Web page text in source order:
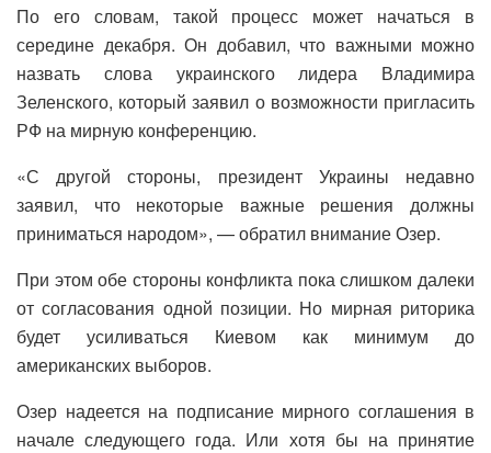
По его словам, такой процесс может начаться в
середине декабря. Он добавил, что важными можно
назвать слова украинского лидера Владимира
Зеленского, который заявил о возможности пригласить
РФ на мирную конференцию.
«С другой стороны, президент Украины недавно
заявил, что некоторые важные решения должны
приниматься народом», — обратил внимание Озер.
При этом обе стороны конфликта пока слишком далеки
от согласования одной позиции. Но мирная риторика
будет усиливаться Киевом как минимум до
американских выборов.
Озер надеется на подписание мирного соглашения в
начале следующего года. Или хотя бы на принятие